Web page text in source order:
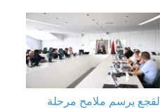
لقجع يرسم ملامح مرحلة